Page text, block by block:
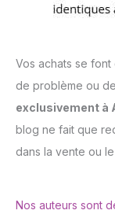
Vos achats se font
de problème ou
exclusivement à
blog ne fait que
dans la vente ou
Nos auteurs sont